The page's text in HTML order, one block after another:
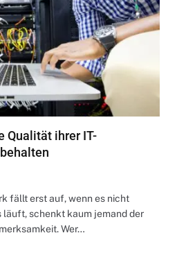
Qualität ihrer IT-
fällt erst auf, wenn es nicht
schenkt kaum jemand der
Wer…